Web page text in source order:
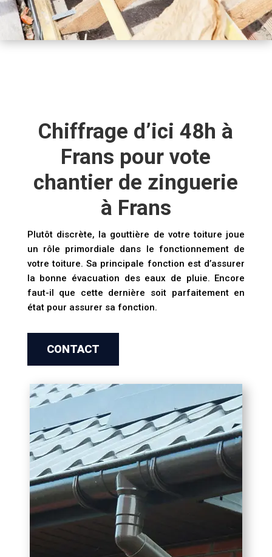
Chiffrage d’ici 48h à
Frans pour vote
chantier de zinguerie
à Frans
Plutôt discrète, la gouttière de votre toiture joue
un rôle primordiale dans le fonctionnement de
votre toiture. Sa principale fonction est d’assurer
la bonne évacuation des eaux de pluie. Encore
faut-il que cette dernière soit parfaitement en
état pour assurer sa fonction.
CONTACT